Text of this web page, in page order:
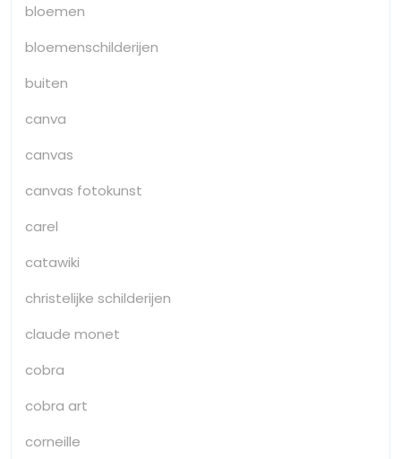
bloemen
bloemenschilderijen
buiten
canva
canvas
canvas fotokunst
carel
catawiki
christelijke schilderijen
claude monet
cobra
cobra art
corneille